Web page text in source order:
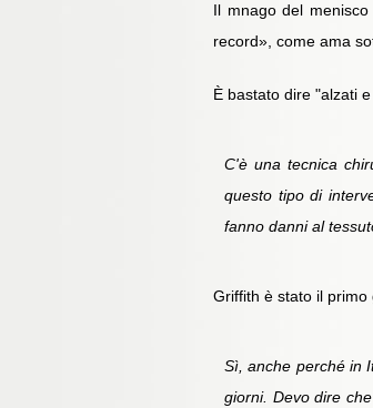
Il mnago del
record», come ama
È bastato dire "alzati
C'è una tecnica
questo tipo di
fanno danni al
Griffith è stato il
Sì, anche perché in
giorni. Devo dire